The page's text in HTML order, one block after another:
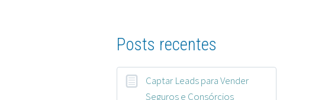
Posts recentes
Captar Leads para Vender
Seguros e Consórcios